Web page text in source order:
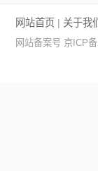
网站首页 | 关于我们
网站备案号 京ICP